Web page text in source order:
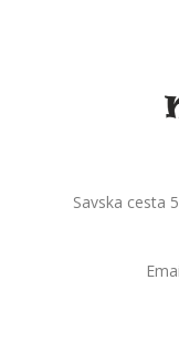
Savska cesta